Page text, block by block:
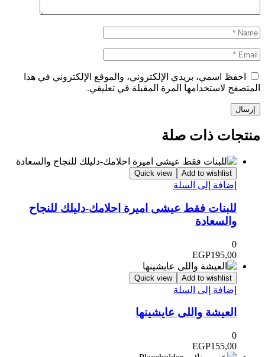
احفظ اسمي، بريدي الإلكتروني، والموقع الإلكتروني في هذا
المتصفح لاستخدامها المرة المقبلة في تعليقي.
منتجات ذات صلة
Add to wishlist
Quick view
إضافة إلى السلة
للبنات فقط عيشى اميرة احلامك-دليلك للنجاح
والسعادة
0
EGP195,00
Add to wishlist
Quick view
إضافة إلى السلة
العيشة واللى عايشينها
0
EGP155,00